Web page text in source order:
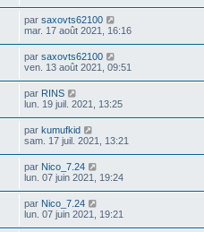
par saxovts62100
mar. 17 août 2021, 16:16
par saxovts62100
ven. 13 août 2021, 09:51
par RINS
lun. 19 juil. 2021, 13:25
par kumufkid
sam. 17 juil. 2021, 13:21
par Nico_7.24
lun. 07 juin 2021, 19:24
par Nico_7.24
lun. 07 juin 2021, 19:21